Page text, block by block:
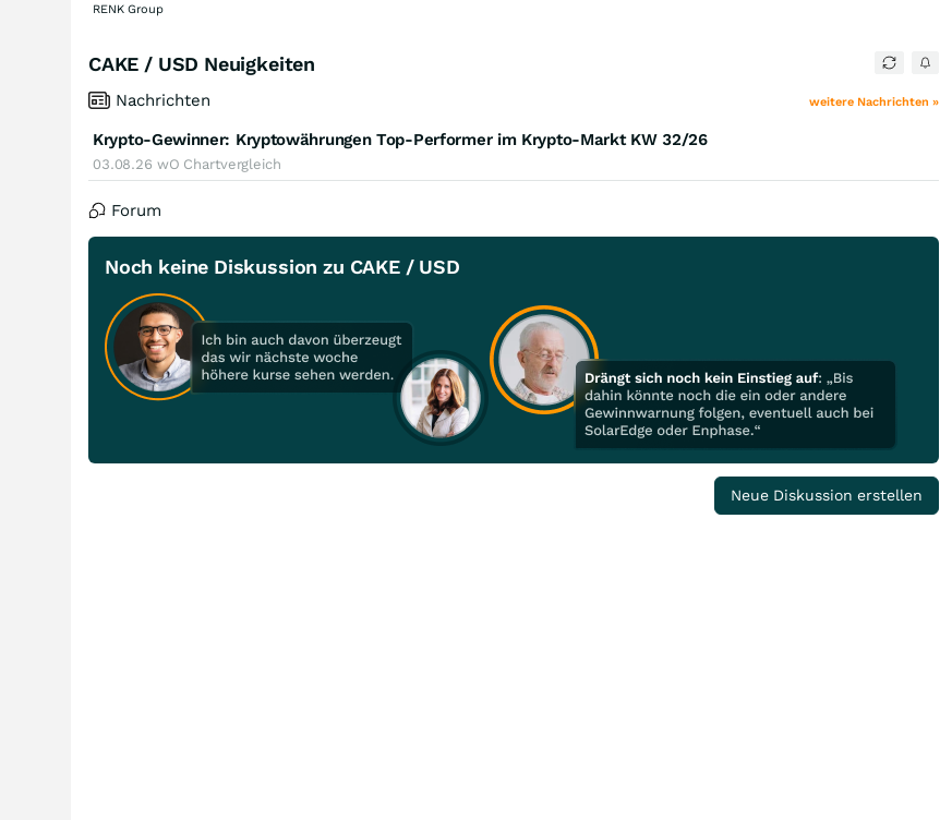
RENK Group
CAKE / USD Neuigkeiten
Nachrichten weitere Nachrichten »
Krypto-Gewinner: Kryptowährungen Top-Performer im Krypto-Markt KW 32/26
03.08.26 wO Chartvergleich
Forum
Noch keine Diskussion zu CAKE / USD
Neue Diskussion erstellen